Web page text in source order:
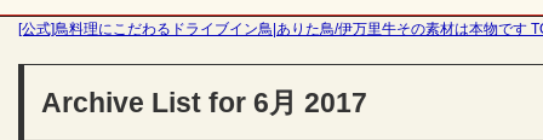
[公式]鳥料理にこだわるドライブイン鳥|ありた鳥/伊万里牛その素材は本物です
Archive List for 6月 2017